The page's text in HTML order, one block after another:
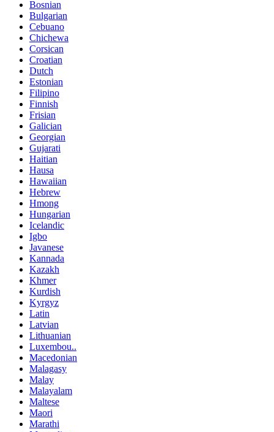
Bosnian
Bulgarian
Cebuano
Chichewa
Corsican
Croatian
Dutch
Estonian
Filipino
Finnish
Frisian
Galician
Georgian
Gujarati
Haitian
Hausa
Hawaiian
Hebrew
Hmong
Hungarian
Icelandic
Igbo
Javanese
Kannada
Kazakh
Khmer
Kurdish
Kyrgyz
Latin
Latvian
Lithuanian
Luxembou..
Macedonian
Malagasy
Malay
Malayalam
Maltese
Maori
Marathi